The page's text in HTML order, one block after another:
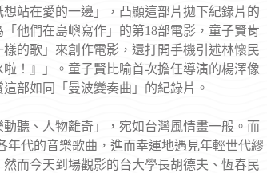
站在愛的一邊」，凸顯這部片拋下紀錄片的
他們在島嶼寫作」的第18部電影，童子賢肯
的歌」來創作電影，還打開手機引述林懷民
！』」。童子賢比喻首次擔任導演的楊澤像
部如同「曼波變奏曲」的紀錄片。
聽、人物離奇」，宛如台灣風情畫一般。而
年代的音樂歌曲，進而幸運地遇見年輕世代繆
而今天到場觀影的台大學長胡德夫、恆春民